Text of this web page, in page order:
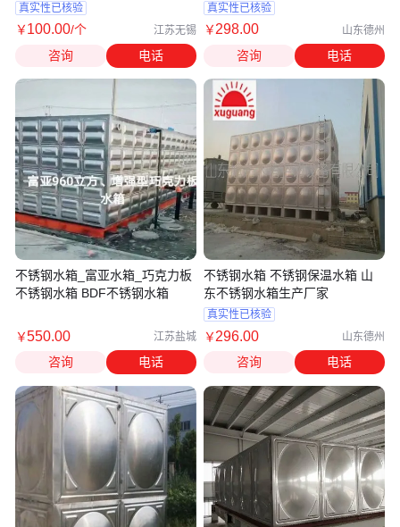
真实性已核验
￥100.00/个 江苏无锡
咨询 电话
不锈钢水箱_富亚水箱_巧克力板
不锈钢水箱 BDF不锈钢水箱
￥550.00 江苏盐城
咨询 电话
真实性已核验
￥298.00 山东德州
咨询 电话
不锈钢水箱 不锈钢保温水箱 山
东不锈钢水箱生产厂家
真实性已核验
￥296.00 山东德州
咨询 电话